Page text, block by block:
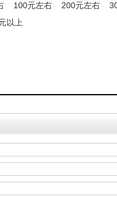
100元左右 200元左右
以上